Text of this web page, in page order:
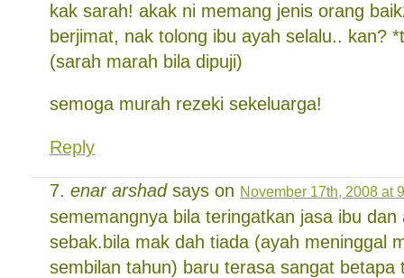
kak sarah! akak ni memang jenis orang
berjimat, nak tolong ibu ayah selalu.. kan?
(sarah marah bila dipuji)
semoga murah rezeki sekeluarga!
Reply
enar arshadsays on November 17th, 2008 at
sememangnya bila teringatkan jasa ibu
sebak.bila mak dah tiada (ayah meninggal
sembilan tahun) baru terasa sangat betapa